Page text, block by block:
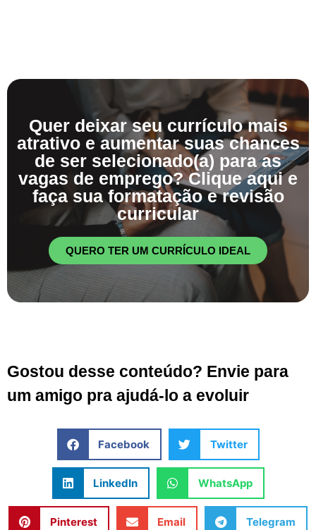
Quer deixar seu currículo mais
atrativo e aumentar suas chances
de ser selecionado(a) para as
vagas de emprego? Clique aqui e
faça sua formatação e revisão
curricular
QUERO TER UM CURRÍCULO IDEAL
Gostou desse conteúdo? Envie para
um amigo pra ajudá-lo a evoluir
Facebook Twitter
LinkedIn WhatsApp
Pinterest Email Telegram